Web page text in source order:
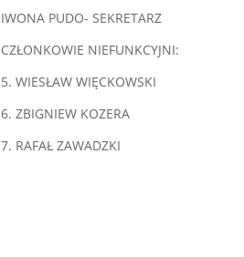
IWONA PUDO- SEKRETARZ
CZŁONKOWIE NIEFUNKCYJNI:
5. WIESŁAW WIĘCKOWSKI
6. ZBIGNIEW KOZERA
7. RAFAŁ ZAWADZKI